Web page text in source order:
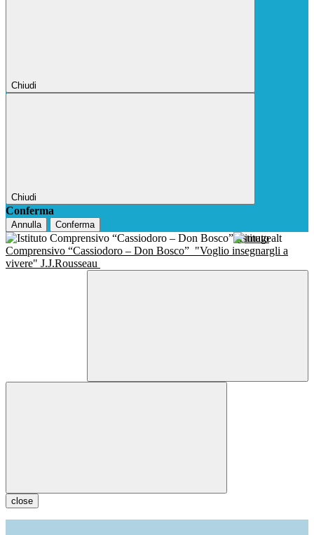
Chiudi
Chiudi
Conferma
Annulla Conferma
Istituto
Comprensivo “Cassiodoro – Don Bosco” "Voglio insegnargli a
vivere" J.J.Rousseau
close